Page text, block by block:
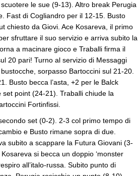
le sue (9-13). Altro break Perugia
Fast di Cogliandro per il 12-15. Busto
chiesto da Giovi. Ace Kosareva, il primo
sfruttare il suo servizio e arriva subito la
a macinare gioco e Traballi firma il
20 pari! Turno al servizio di Messaggi
sorpasso Bartoccini sul 21-20.
Busto becca l’asta, +2 per le Balck
point (24-21). Traballi chiude la
Fortinfissi.
set (0-2). 2-3 col primo tempo di
e Busto rimane sopra di due.
subito a scappare la Futura Giovani (3-
si becca un doppio ‘monster
all’italo-russa. Subito punto di